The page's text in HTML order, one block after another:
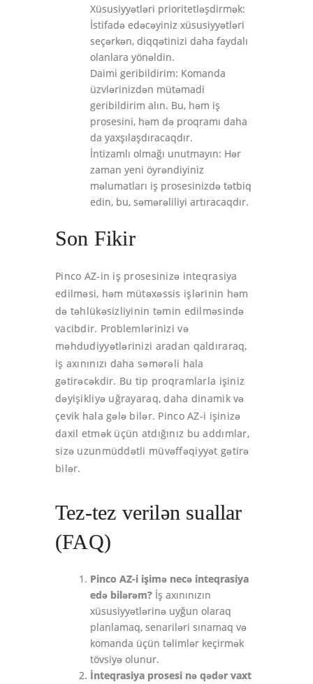
Xüsusiyyətləri prioritetləşdirmək:
İstifadə edəcəyiniz xüsusiyyətləri
seçərkən, diqqətinizi daha faydalı
olanlara yönəldin.
Daimi geribildirim: Komanda
üzvlərinizdən mütəmadi
geribildirim alın. Bu, həm iş
prosesini, həm də proqramı daha
da yaxşılaşdıracaqdır.
İntizamlı olmağı unutmayın: Hər
zaman yeni öyrəndiyiniz
məlumatları iş prosesinizdə tətbiq
edin, bu, səmərəliliyi artıracaqdır.
Son Fikir
Pinco AZ-in iş prosesinizə inteqrasiya
edilməsi, həm mütəxəssis işlərinin həm
də təhlükəsizliyinin təmin edilməsində
vacibdir. Problemlərinizi və
məhdudiyyətlərinizi aradan qaldıraraq,
iş axınınızı daha səmərəli hala
gətirəcəkdir. Bu tip proqramlarla işiniz
dəyişikliyə uğrayaraq, daha dinamik və
çevik hala gələ bilər. Pinco AZ-i işinizə
daxil etmək üçün atdığınız bu addımlar,
sizə uzunmüddətli müvəffəqiyyət gətirə
bilər.
Tez-tez verilən suallar
(FAQ)
Pinco AZ-i işimə necə inteqrasiya
edə bilərəm? İş axınınızın
xüsusiyyətlərinə uyğun olaraq
planlamaq, senariləri sınamaq və
komanda üçün təlimlər keçirmək
tövsiyə olunur.
İnteqrasiya prosesi nə qədər vaxt